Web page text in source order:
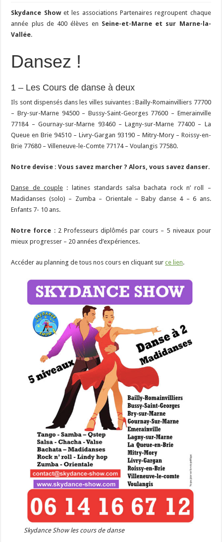
Skydance Showet les associations Partenaires regroupent chaque
année plus de 400 élèves en Seine-et-Marne et sur Marne-la-
Vallée.
Dansez !
1 – Les Cours de danse à deux
Ils sont dispensés dans les villes suivantes : Bailly-Romainvilliers 77700
– Bry-sur-Marne 94500 – Bussy-Saint-Georges 77600 – Emerainville
77184 – Gournay-sur-Marne 93460 – Lagny-sur-Marne 77400 – La
Queue en Brie 94510 – Livry-Gargan 93190 – Mitry-Mory – Roissy-en-
Brie 77680 – Villeneuve-le-Comte 77174 – Voulangis 77580.
Notre devise : Vous savez marcher ? Alors, vous savez danser.
Danse de couple: latines standards salsa bachata rock n’ roll –
Madidanses (solo) – Zumba – Orientale – Baby danse 4 – 6 ans.
Enfants 7- 10 ans.
Notre force : 2 Professeurs diplômés par cours – 5 niveaux pour
mieux progresser – 20 années d’expériences.
Accéder au planning de tous nos cours en cliquant surce lien.
Skydance Show les cours de danse